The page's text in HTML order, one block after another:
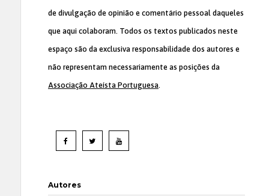
de divulgação de opinião e comentário pessoal daqueles
que aqui colaboram. Todos os textos publicados neste
espaço são da exclusiva responsabilidade dos autores e
não representam necessariamente as posições da
Associação Ateísta Portuguesa.
Autores